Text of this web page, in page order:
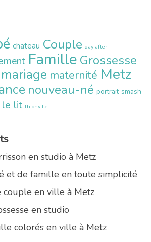
chateau Couple day after
Famille Grossesse
mariage maternité Metz
nouveau-né portrait smash
le lit thionville
en studio à Metz
et de famille en toute simplicité
couple en ville à Metz
en studio
colorés en ville à Metz